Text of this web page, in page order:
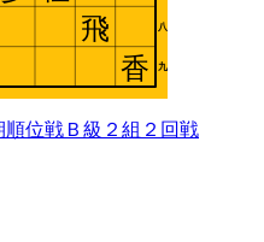
順位戦Ｂ級２組２回戦